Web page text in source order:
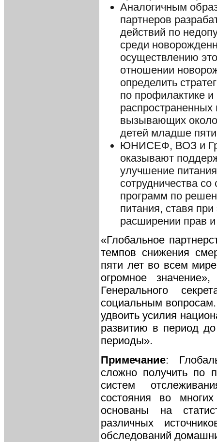
Аналогичным
партнеров
действий по
среди
осуществлению
отношении
определить
по профилактике
вызывающих около
детей младше пяти
ЮНИСЕФ, ВОЗ и
оказывают
улучшение
сотрудничества
программ по
питания, ставя
расширении прав
«Глобальное
темпов снижения
пяти лет во всем
огромное
Генерального
социальным
удвоить усилия
развитию в период
периоды».
Примечание:
сложно получить по
систем
состояния во
основаны на
различных
обследований